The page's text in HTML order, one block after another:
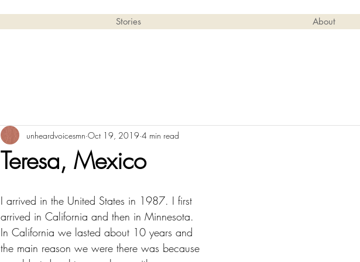
Stories About
Teresa, Mexico
unheardvoicesmn Oct 19, 2019 4 min read
I arrived in the United States in 1987. I first
arrived in California and then in Minnesota.
In California we lasted about 10 years and
the main reason we were there was because